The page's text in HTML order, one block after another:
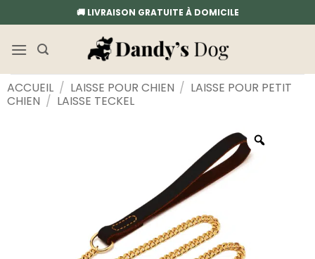
au
contenu
🚚 LIVRAISON GRATUITE À DOMICILE
ACCUEIL / LAISSE POUR CHIEN / LAISSE POUR PETIT
CHIEN / LAISSE TECKEL